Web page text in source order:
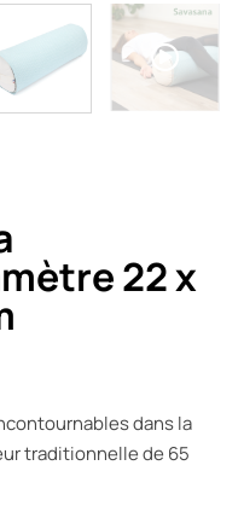
22 x
dans la
traditionnelle de 65